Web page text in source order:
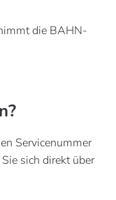
die BAHN-
Servicenummer
sich direkt über